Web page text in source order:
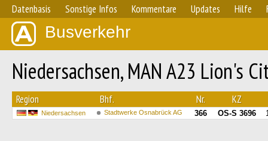
Datenbasis Sonstige Infos Kommentare Updates Hilfe
Busverkehr
Niedersachsen, MAN A23 Lion's
Region Bhf. Nr. KZ
Niedersachsen Stadtwerke Osnabrück AG 366 OS-S 3696